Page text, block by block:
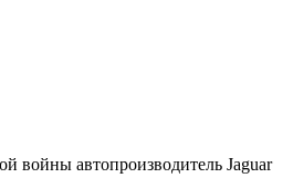
войны автопроизводитель Jaguar